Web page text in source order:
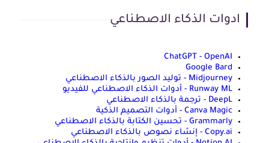
ادوات الذكاء الاصطناعي
ChatGPT - OpenAI
Google Bard
Midjourney - توليد الصور بالذكاء الاصطناعي
Runway ML - أدوات الذكاء الاصطناعي للفيديو
DeepL - ترجمة بالذكاء الاصطناعي
Canva Magic - أدوات التصميم الذكية
Grammarly - تحسين الكتابة بالذكاء الاصطناعي
Copy.ai - إنشاء نصوص بالذكاء الاصطناعي